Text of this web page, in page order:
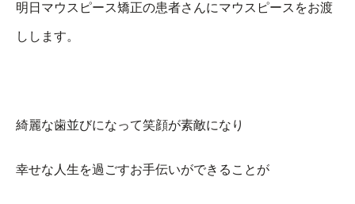
明日マウスピース矯正の患者さんにマウスピースをお渡
しします。
綺麗な歯並びになって笑顔が素敵になり
幸せな人生を過ごすお手伝いができることが